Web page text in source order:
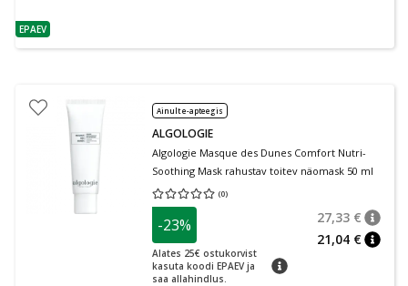
nõuanne
EPAEV
Ainult e-apteegis
ALGOLOGIE
Algologie Masque des Dunes Comfort Nutri-
Soothing Mask rahustav toitev näomask 50 ml
(0)
Keskmine hinnang 0.00
-23%
Alates 25€ ostukorvist
kasuta koodi EPAEV ja
saa allahindlus.
nõuanne
27,33 €
21,04 €